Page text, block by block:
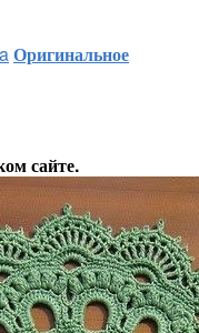
Оригинальное
сайте.